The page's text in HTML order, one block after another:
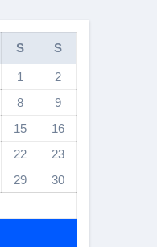
S S
1
2
8
9
15
16
22
23
29
30